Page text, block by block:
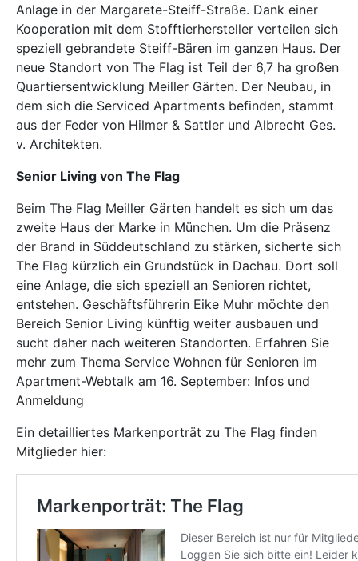
Anlage in der Margarete-Steiff-Straße. Dank einer
Kooperation mit dem Stofftierhersteller verteilen sich
speziell gebrandete Steiff-Bären im ganzen Haus. Der
neue Standort von The Flag ist Teil der 6,7 ha großen
Quartiersentwicklung Meiller Gärten. Der Neubau, in
dem sich die Serviced Apartments befinden, stammt
aus der Feder von Hilmer & Sattler und Albrecht Ges.
v. Architekten.
Senior Living von The Flag
Beim The Flag Meiller Gärten handelt es sich um das
zweite Haus der Marke in München. Um die Präsenz
der Brand in Süddeutschland zu stärken, sicherte sich
The Flag kürzlich ein Grundstück in Dachau. Dort soll
eine Anlage, die sich speziell an Senioren richtet,
entstehen. Geschäftsführerin Eike Muhr möchte den
Bereich Senior Living künftig weiter ausbauen und
sucht daher nach weiteren Standorten. Erfahren Sie
mehr zum Thema Service Wohnen für Senioren im
Apartment-Webtalk am 16. September: Infos und
Anmeldung
Ein detailliertes Markenporträt zu The Flag finden
Mitglieder hier: